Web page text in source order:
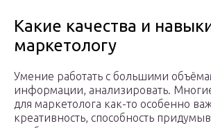
Какие качества и
маркетологу
Умение работать с большими
информации, анализировать.
для маркетолога как-то особенно
креативность, способность